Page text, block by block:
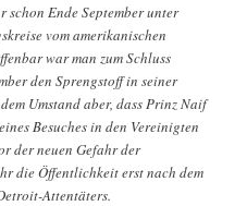
schon Ende September unter
vom amerikanischen
war man zum Schluss
den Sprengstoff in seiner
Umstand aber, dass Prinz Naif
Besuches in den Vereinigten
der neuen Gefahr der
die Öffentlichkeit erst nach dem
Attentäters.